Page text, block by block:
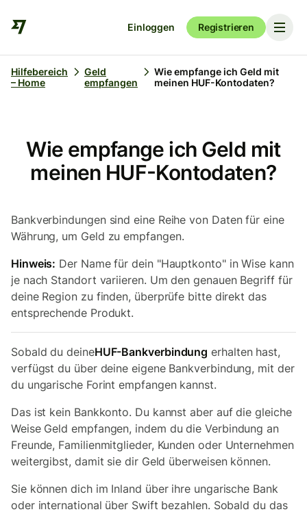
Einloggen Registrieren
Hilfebereich
– Home
Geld
empfangen
Wie empfange ich Geld mit
meinen HUF-Kontodaten?
Wie empfange ich Geld mit
meinen HUF-Kontodaten?
Bankverbindungen sind eine Reihe von Daten für eine
Währung, um Geld zu empfangen.
Hinweis: Der Name für dein "Hauptkonto" in Wise kann
je nach Standort variieren. Um den genauen Begriff für
deine Region zu finden, überprüfe bitte direkt das
entsprechende Produkt.
Sobald du deineHUF-Bankverbindung erhalten hast,
verfügst du über deine eigene Bankverbindung, mit der
du ungarische Forint empfangen kannst.
Das ist kein Bankkonto. Du kannst aber auf die gleiche
Weise Geld empfangen, indem du die Verbindung an
Freunde, Familienmitglieder, Kunden oder Unternehmen
weitergibst, damit sie dir Geld überweisen können.
Sie können dich im Inland über ihre ungarische Bank
oder international über Swift bezahlen. Sobald du das